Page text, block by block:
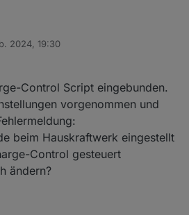
2024, 19:30
Control Script eingebunden.
vorgenommen und
beim Hauskraftwerk eingestellt
Control gesteuert
ändern?